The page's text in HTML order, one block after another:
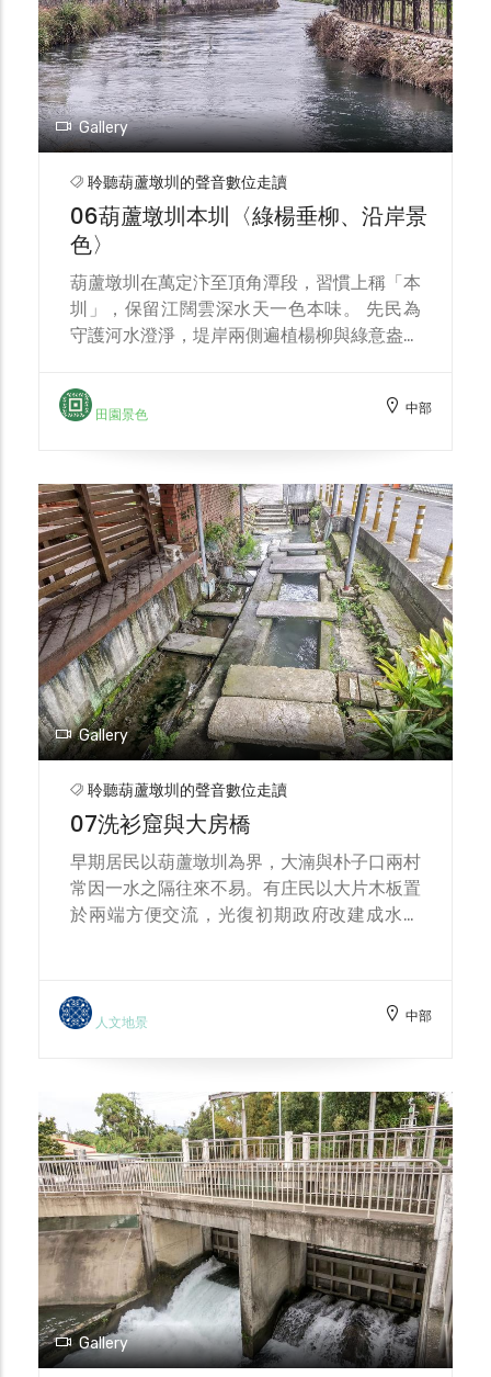
Gallery
聆聽葫蘆墩圳的聲音數位走讀
06葫蘆墩圳本圳〈綠楊垂柳、沿岸景
色〉
葫蘆墩圳在萬定汴至頂角潭段，習慣上稱「本
圳」，保留江闊雲深水天一色本味。 先民為
守護河水澄淨，堤岸兩側遍植楊柳與綠意盎然
相互輝映，每不勝收微風徐徐四季皆美。習慣
上冬季農耕暫歇，農田水利當局著手修護各項
田園景色 中部
Gallery
聆聽葫蘆墩圳的聲音數位走讀
07洗衫窟與大房橋
早期居民以葫蘆墩圳為界，大湳與朴子口兩村
常因一水之隔往來不易。有庄民以大片木板置
於兩端方便交流，光復初期政府改建成水泥
因921大地震後受損，與時代潮流改變，來洗
衫窟的人少了，留下居家田園樂的懷念。
人文地景 中部
Gallery